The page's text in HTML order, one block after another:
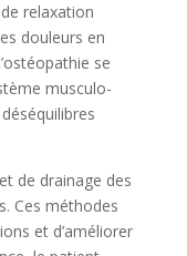
relaxation
douleurs en
se
musculo-
de drainage des
Ces méthodes
et d’améliorer